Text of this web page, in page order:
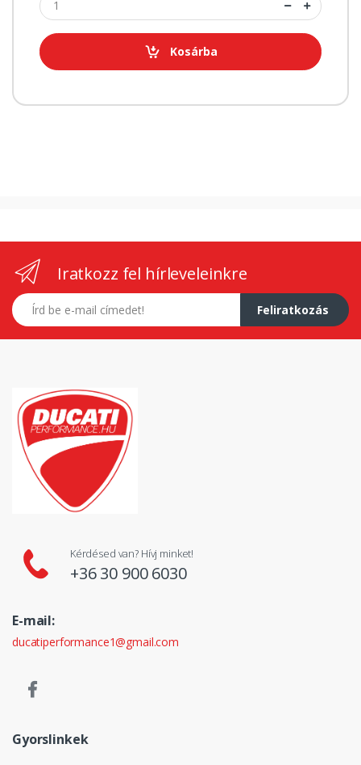
Kosárba
Iratkozz fel hírleveleinkre
E-mail címed
Feliratkozás
Kérdésed van? Hívj minket!
+36 30 900 6030
E-mail:
ducatiperformance1@gmail.com
Gyorslinkek